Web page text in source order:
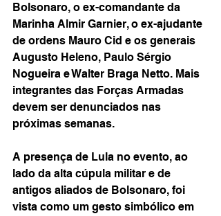
Bolsonaro, o ex-comandante da
Marinha Almir Garnier, o ex-ajudante
de ordens Mauro Cid e os generais
Augusto Heleno, Paulo Sérgio
Nogueira e Walter Braga Netto. Mais
integrantes das Forças Armadas
devem ser denunciados nas
próximas semanas.
A presença de Lula no evento, ao
lado da alta cúpula militar e de
antigos aliados de Bolsonaro, foi
vista como um gesto simbólico em